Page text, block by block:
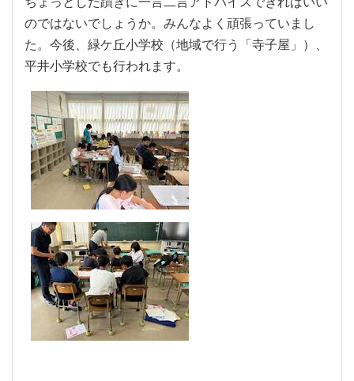
のではないでしょうか。みんなよく頑張っていまし
た。今後、緑ケ丘小学校（地域で行う「寺子屋」）、
平井小学校でも行われます。